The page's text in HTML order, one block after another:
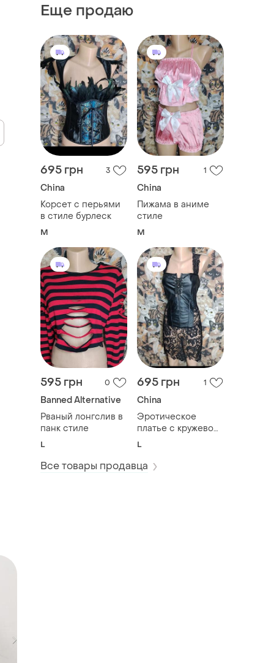
Еще продаю
695 грн 3
China
Корсет с перьями
в стиле бурлеск
M
595 грн 1
China
Пижама в аниме
стиле
M
595 грн 0
Banned Alternative
Рваный лонгслив в
панк стиле
L
695 грн 1
China
Эротическое
платье с кружевом
для ролевых игр
L
Все товары продавца